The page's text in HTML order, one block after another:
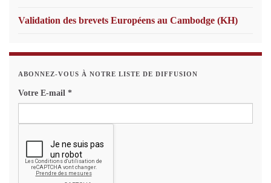
Validation des brevets Européens au Cambodge (KH)
ABONNEZ-VOUS À NOTRE LISTE DE DIFFUSION
Votre E-mail *